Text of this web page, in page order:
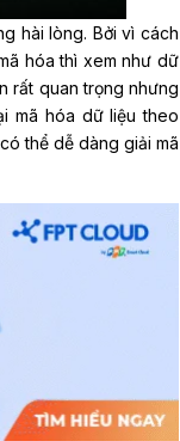
hài lòng. Bởi vì cách
hóa thì xem như dữ
rất quan trọng nhưng
mã hóa dữ liệu theo
thể dễ dàng giải mã